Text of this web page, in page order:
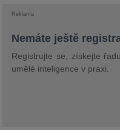
Reklama
Nemáte ještě
Registrujte se, získejte
umělé inteligence v praxi.